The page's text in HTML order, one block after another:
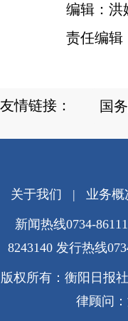
编辑：洪
责任编辑
友情链接：
关于我们 | 业务概
新闻热线0734-
8243140 发行热线
版权所有：衡阳日报
律顾问